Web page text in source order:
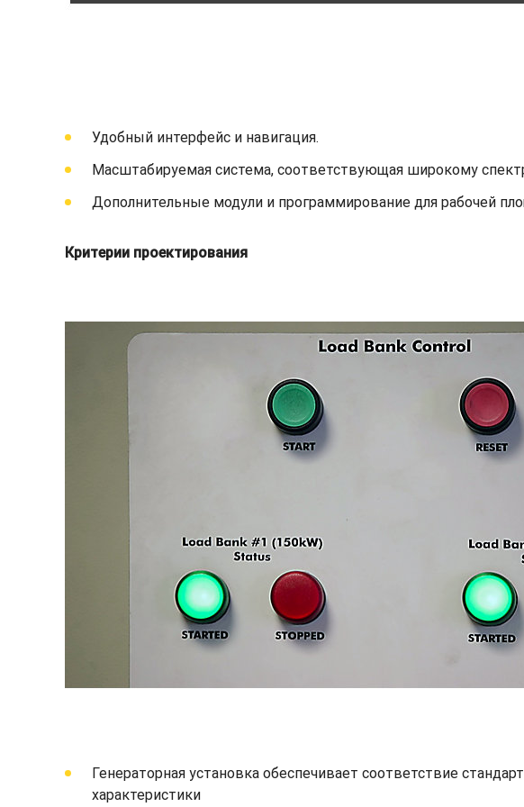
Удобный интерфейс и навигация.
Масштабируемая система, соответствующая широкому
Дополнительные модули и программирование для рабочей
Критерии проектирования
Генераторная установка обеспечивает соответствие
характеристики